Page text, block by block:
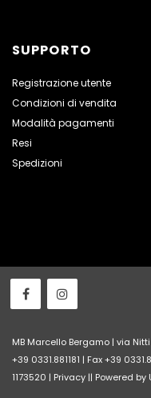
SUPPORTO
Registrazione utente
Condizioni di vendita
Modalità pagamenti
Resi
Spedizioni
MB Marcello Bergamo | via
+39 0331.881181 | Fax +39
1173520 | Privacy || Powered by